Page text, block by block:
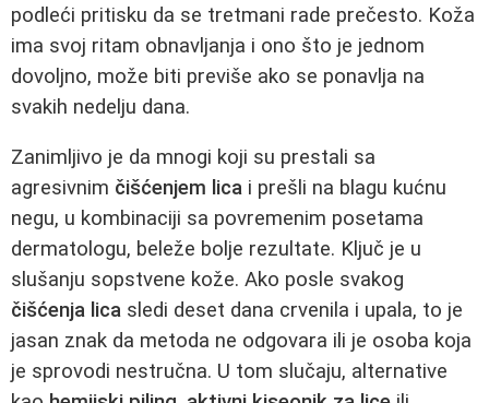
podleći pritisku da se tretmani rade prečesto. Koža
ima svoj ritam obnavljanja i ono što je jednom
dovoljno, može biti previše ako se ponavlja na
svakih nedelju dana.
Zanimljivo je da mnogi koji su prestali sa
agresivnim čišćenjem lica i prešli na blagu kućnu
negu, u kombinaciji sa povremenim posetama
dermatologu, beleže bolje rezultate. Ključ je u
slušanju sopstvene kože. Ako posle svakog
čišćenja lica sledi deset dana crvenila i upala, to je
jasan znak da metoda ne odgovara ili je osoba koja
je sprovodi nestručna. U tom slučaju, alternative